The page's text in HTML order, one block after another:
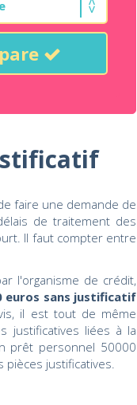
faire une demande de
de traitement des
Il faut compter entre
l'organisme de crédit,
euros sans justificatif
il est tout de même
justificatives liées à la
prêt personnel 50000
justificatives.